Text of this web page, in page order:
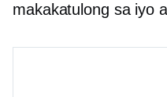
makakatulong sa iyo